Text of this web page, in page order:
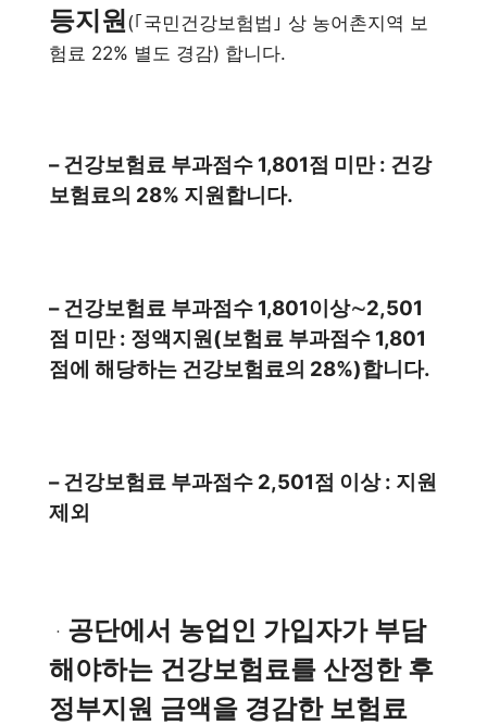
등지원(｢국민건강보험법｣ 상 농어촌지역 보
험료 22% 별도 경감) 합니다.
– 건강보험료 부과점수 1,801점 미만 : 건강
보험료의 28% 지원합니다.
– 건강보험료 부과점수 1,801이상∼2,501
점 미만 : 정액지원(보험료 부과점수 1,801
점에 해당하는 건강보험료의 28%)합니다.
– 건강보험료 부과점수 2,501점 이상 : 지원
제외
ㆍ 공단에서 농업인 가입자가 부담
해야하는 건강보험료를 산정한 후
정부지원 금액을 경감한 보험료